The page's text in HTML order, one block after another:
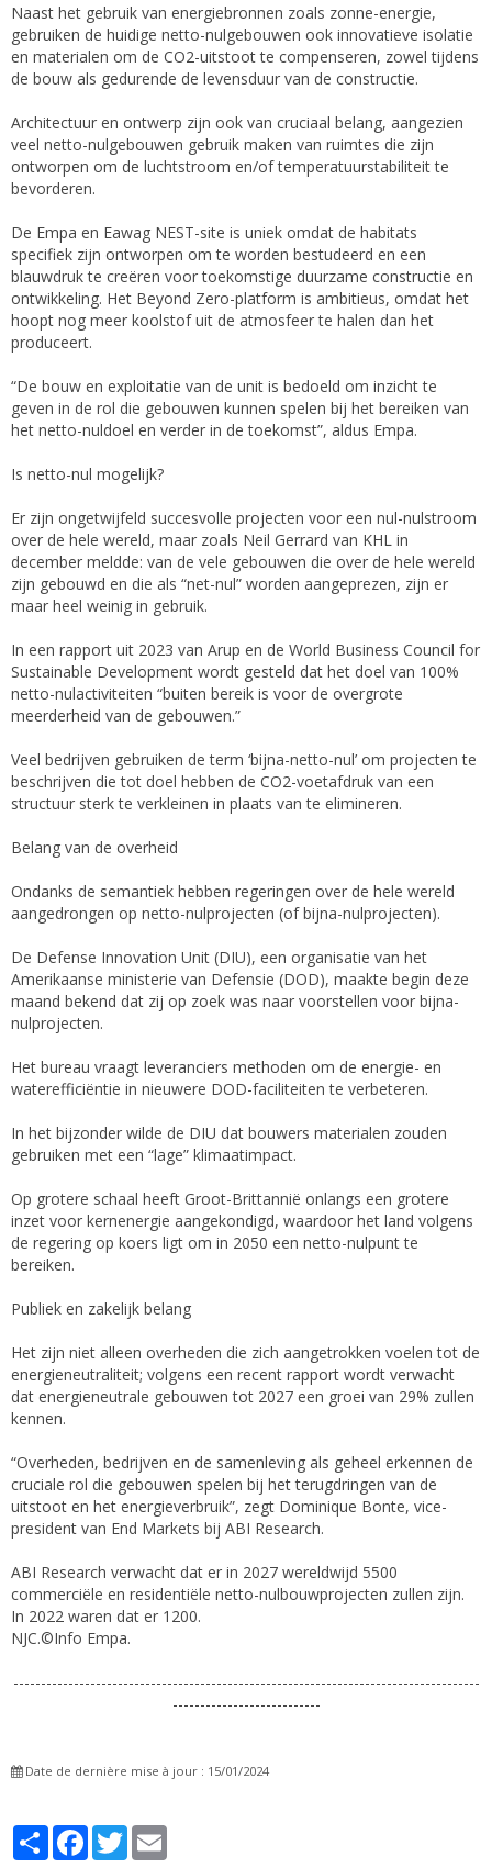
Naast het gebruik van energiebronnen zoals zonne-energie,
gebruiken de huidige netto-nulgebouwen ook innovatieve isolatie
en materialen om de CO2-uitstoot te compenseren, zowel tijdens
de bouw als gedurende de levensduur van de constructie.
Architectuur en ontwerp zijn ook van cruciaal belang, aangezien
veel netto-nulgebouwen gebruik maken van ruimtes die zijn
ontworpen om de luchtstroom en/of temperatuurstabiliteit te
bevorderen.
De Empa en Eawag NEST-site is uniek omdat de habitats
specifiek zijn ontworpen om te worden bestudeerd en een
blauwdruk te creëren voor toekomstige duurzame constructie en
ontwikkeling. Het Beyond Zero-platform is ambitieus, omdat het
hoopt nog meer koolstof uit de atmosfeer te halen dan het
produceert.
“De bouw en exploitatie van de unit is bedoeld om inzicht te
geven in de rol die gebouwen kunnen spelen bij het bereiken van
het netto-nuldoel en verder in de toekomst”, aldus Empa.
Is netto-nul mogelijk?
Er zijn ongetwijfeld succesvolle projecten voor een nul-nulstroom
over de hele wereld, maar zoals Neil Gerrard van KHL in
december meldde: van de vele gebouwen die over de hele wereld
zijn gebouwd en die als “net-nul” worden aangeprezen, zijn er
maar heel weinig in gebruik.
In een rapport uit 2023 van Arup en de World Business Council for
Sustainable Development wordt gesteld dat het doel van 100%
netto-nulactiviteiten “buiten bereik is voor de overgrote
meerderheid van de gebouwen.”
Veel bedrijven gebruiken de term ‘bijna-netto-nul’ om projecten te
beschrijven die tot doel hebben de CO2-voetafdruk van een
structuur sterk te verkleinen in plaats van te elimineren.
Belang van de overheid
Ondanks de semantiek hebben regeringen over de hele wereld
aangedrongen op netto-nulprojecten (of bijna-nulprojecten).
De Defense Innovation Unit (DIU), een organisatie van het
Amerikaanse ministerie van Defensie (DOD), maakte begin deze
maand bekend dat zij op zoek was naar voorstellen voor bijna-
nulprojecten.
Het bureau vraagt leveranciers methoden om de energie- en
waterefficiëntie in nieuwere DOD-faciliteiten te verbeteren.
In het bijzonder wilde de DIU dat bouwers materialen zouden
gebruiken met een “lage” klimaatimpact.
Op grotere schaal heeft Groot-Brittannië onlangs een grotere
inzet voor kernenergie aangekondigd, waardoor het land volgens
de regering op koers ligt om in 2050 een netto-nulpunt te
bereiken.
Publiek en zakelijk belang
Het zijn niet alleen overheden die zich aangetrokken voelen tot de
energieneutraliteit; volgens een recent rapport wordt verwacht
dat energieneutrale gebouwen tot 2027 een groei van 29% zullen
kennen.
“Overheden, bedrijven en de samenleving als geheel erkennen de
cruciale rol die gebouwen spelen bij het terugdringen van de
uitstoot en het energieverbruik”, zegt Dominique Bonte, vice-
president van End Markets bij ABI Research.
ABI Research verwacht dat er in 2027 wereldwijd 5500
commerciële en residentiële netto-nulbouwprojecten zullen zijn.
In 2022 waren dat er 1200.
NJC.©Info Empa.
-------------------------------------------------------------------------------------
---------------------------
Date de dernière mise à jour : 15/01/2024
PartagerFacebook
Twitter